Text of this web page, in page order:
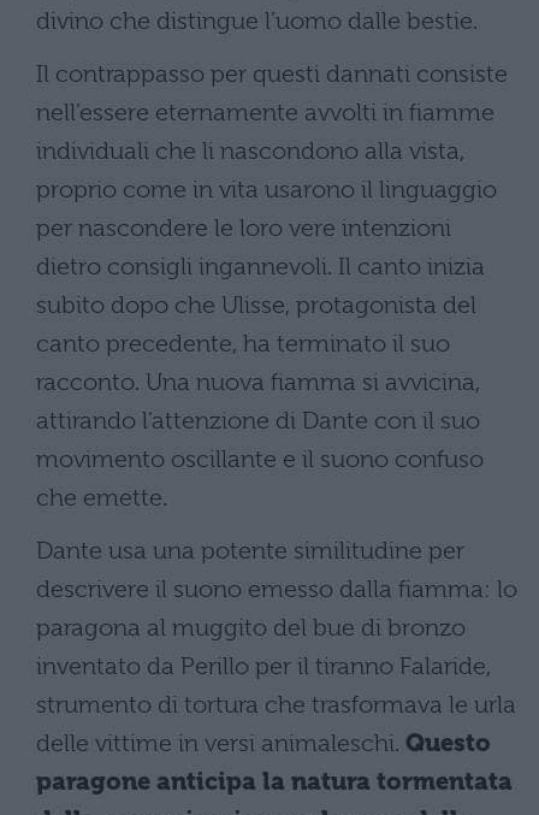
divino che distingue l’uomo dalle bestie.
Il contrappasso per questi dannati consiste
nell’essere eternamente avvolti in fiamme
individuali che li nascondono alla vista,
proprio come in vita usarono il linguaggio
per nascondere le loro vere intenzioni
dietro consigli ingannevoli. Il canto inizia
subito dopo che Ulisse, protagonista del
canto precedente, ha terminato il suo
racconto. Una nuova fiamma si avvicina,
attirando l’attenzione di Dante con il suo
movimento oscillante e il suono confuso
che emette.
Dante usa una potente similitudine per
descrivere il suono emesso dalla fiamma: lo
paragona al muggito del bue di bronzo
inventato da Perillo per il tiranno Falaride,
strumento di tortura che trasformava le urla
delle vittime in versi animaleschi. Questo
paragone anticipa la natura tormentata